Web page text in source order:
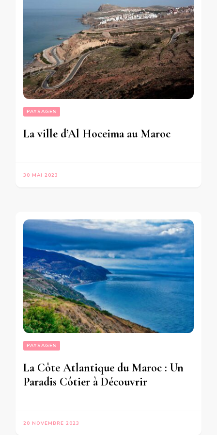
PAYSAGES
La ville d’Al Hoceima au Maroc
30 MAI 2023
PAYSAGES
La Côte Atlantique du Maroc : Un
Paradis Côtier à Découvrir
20 NOVEMBRE 2023